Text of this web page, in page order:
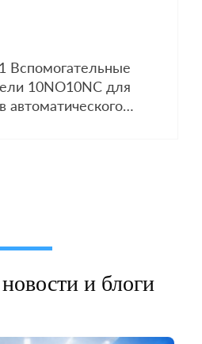
Вспомогательные
10NO10NC для
автоматического
и блоги